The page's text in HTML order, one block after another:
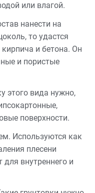
или влагой.
нанести на
то удастся
и бетона. Он
и пористые
этого вида нужно,
поверхности.
Используются как
плесени
для внутреннего и